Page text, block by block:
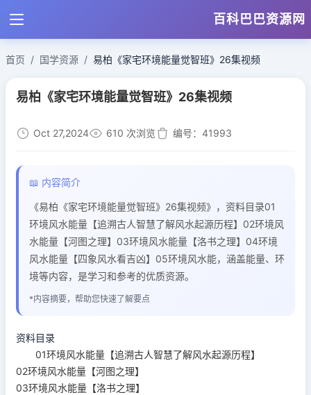
百科巴巴资源网
首页 国学资源 易柏《家宅环境能量觉智班》26集视频
易柏《家宅环境能量觉智班》26集视频
Oct 27,2024 610 次浏览 编号：41993
📖 内容简介
《易柏《家宅环境能量觉智班》26集视频》，资料目录01
环境风水能量【追溯古人智慧了解风水起源历程】02环境风
水能量【河图之理】03环境风水能量【洛书之理】04环境
风水能量【四象风水看吉凶】05环境风水能，涵盖能量、环
境等内容，是学习和参考的优质资源。
*内容摘要，帮助您快速了解要点
资料目录
01环境风水能量【追溯古人智慧了解风水起源历程】
02环境风水能量【河图之理】
03环境风水能量【洛书之理】